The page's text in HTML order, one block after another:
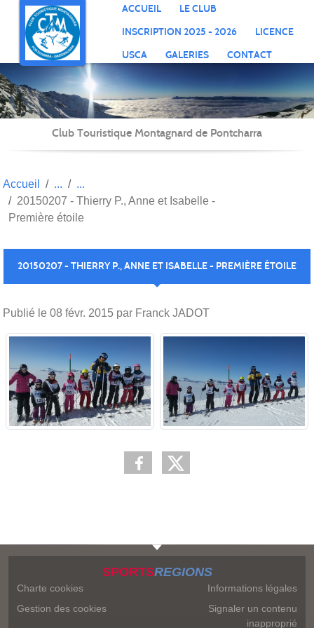
ACCUEIL
LE CLUB
INSCRIPTION 2025 - 2026
LICENCE
USCA
GALERIES CONTACT
Club Touristique Montagnard de Pontcharra
Accueil
20150207 - Thierry P., Anne et Isabelle -
Première étoile
20150207 - THIERRY P., ANNE ET ISABELLE - PREMIÈRE ÉTOILE
Publié le 08 févr. 2015 par Franck JADOT
SPORTSREGIONS
Charte cookies
Gestion des cookies
Informations légales
Signaler un contenu
inapproprié
Panneau de gestion des cookies